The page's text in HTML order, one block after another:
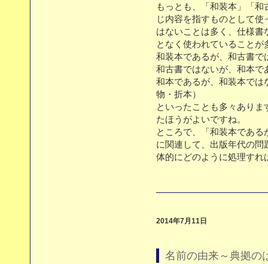
もっとも、「和装本」「
じ内容を指すものとして
はないことは多く、仕様
となく使われていることが
和装本であるが、和古
和古書ではないが、和
和本であるが、和装本
物・折本）
といったことも多々あり
たほうがよいですね。
ところで、「和装本であ
に関連して、出版年代の
体的にどのように処理すれ
2014年7月11日
名前の由来～典拠の